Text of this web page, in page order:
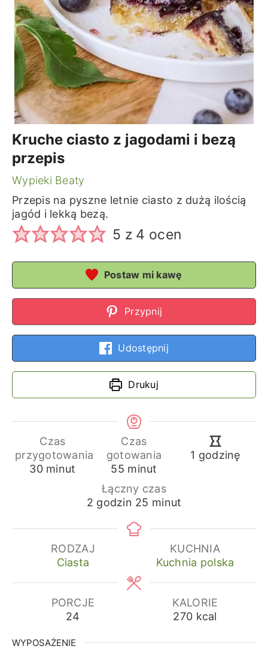
Kruche ciasto z jagodami i bezą
przepis
Wypieki Beaty
Przepis na pyszne letnie ciasto z dużą ilością
jagód i lekką bezą.
5 z 4 ocen
Postaw mi kawę
Przypnij
Udostępnij
Drukuj
Czas
przygotowania
30minuty
minut
Czas
gotowania
55minuty
minut
1 godzina
godzinę
Łączny czas
2godziny
godzin 25 minuty
minut
RODZAJ
Ciasta
KUCHNIA
Kuchnia polska
PORCJE
24
KALORIE
270 kcal
WYPOSAŻENIE